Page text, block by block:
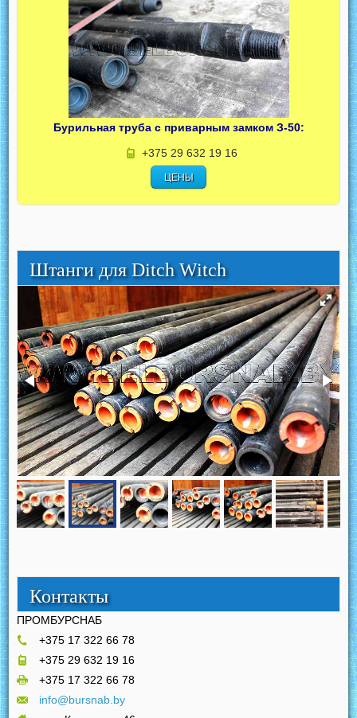
Бурильная труба с приварным замком З-50:
+375 29 632 19 16
ЦЕНЫ
Штанги для Ditch Witch
Контакты
ПРОМБУРСНАБ
+375 17 322 66 78
+375 29 632 19 16
+375 17 322 66 78
info@bursnab.by